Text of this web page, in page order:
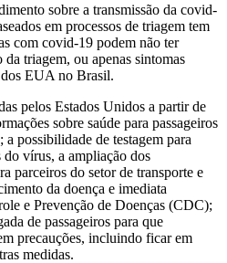
sobre a transmissão da covid-
em processos de triagem tem
com covid-19 podem não ter
triagem, ou apenas sintomas
EUA no Brasil.
pelos Estados Unidos a partir de
sobre saúde para passageiros
possibilidade de testagem para
do vírus, a ampliação dos
parceiros do setor de transporte e
da doença e imediata
e Prevenção de Doenças (CDC);
de passageiros para que
precauções, incluindo ficar em
medidas.